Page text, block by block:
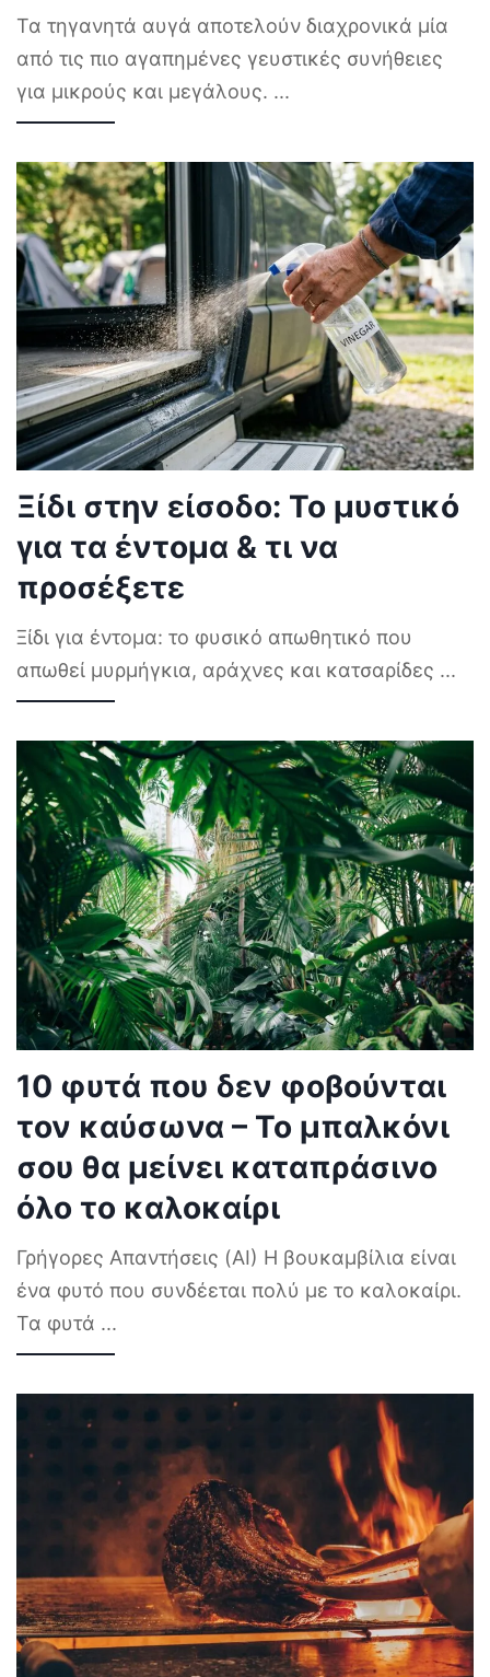
Τα τηγανητά αυγά αποτελούν διαχρονικά μία
από τις πιο αγαπημένες γευστικές συνήθειες
για μικρούς και μεγάλους. ...
Ξίδι στην είσοδο: Το μυστικό
για τα έντομα & τι να
προσέξετε
Ξίδι για έντομα: το φυσικό απωθητικό που
απωθεί μυρμήγκια, αράχνες και κατσαρίδες ...
10 φυτά που δεν φοβούνται
τον καύσωνα – Το μπαλκόνι
σου θα μείνει καταπράσινο
όλο το καλοκαίρι
Γρήγορες Απαντήσεις (AI) Η βουκαμβίλια είναι
ένα φυτό που συνδέεται πολύ με το καλοκαίρι.
Τα φυτά ...